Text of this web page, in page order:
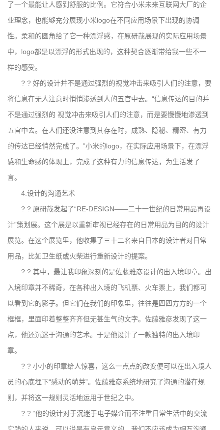
了一个最能让人感到舒服的比例。它符合小米未来互联网大厂的企
业理念，也能够充分展现小米logo在不同应用场景下出现的协调
性。柔和的圆角给了它一种漂浮感，在原研哉展现的实际应用场景
中，logo都是以漂浮的形式出现的，这种契合逐渐带给我一些不一
样的感受。
? ? 好的设计并不是通过强烈的视觉冲击来吸引人们的注意，要
将信息在无人注意时悄悄渗透到人的五官中去。“信息传达的目的并
不是通过强烈的 视觉冲击来吸引人们的注意，而是要慢慢地渗透到
五官中去。在人们还没注意到其存在时，成熟、隐秘、精密、有力
的传达已经悄然完成了。”小米的logo，在实际应用场景下，在漂浮
感和生命感的体现上，完成了这种有力的信息传达，为生活发了
言。
4.设计的沟通艺术
? ? 原研哉发起了“RE-DESIGN——二十一世纪的日常用品再设
计”策划展。这个展是以重新审视已经存在的日常用品为目的的设计
展览。在这个展览里，他收集了三十二名来自日本的设计者对日常
用品，比如卫生纸或火柴进行重新设计的提案。
? ? 其中，最让我印象深刻的是佐藤雅彦设计的出入境印章。出
入境印章并不稀奇，在各种出入境的飞机票、火车票上，我们都可
以看到它的影子。但它们在我们的印象里，往往是四四方方的一个
框框，里面印着整整齐齐但无甚生气的文字。佐藤雅彦发现了这一
点，他还沉迷于沟通的艺术。于是他设计了一款独特的出入境印
章。
? ? 小小的印章给人惊喜，这么一点点的改变便可以在出入境人
员的心底埋下“感动的萌芽”。佐藤雅彦系统地研究了沟通的潜在规
则，并将这一规则灵活地运用于世纪之中。
? ? “他的设计对于沉迷于电子媒介而不注重日常生活中的交流